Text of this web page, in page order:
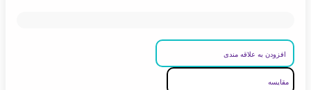
افزودن به علاقه مندی
مقایسه